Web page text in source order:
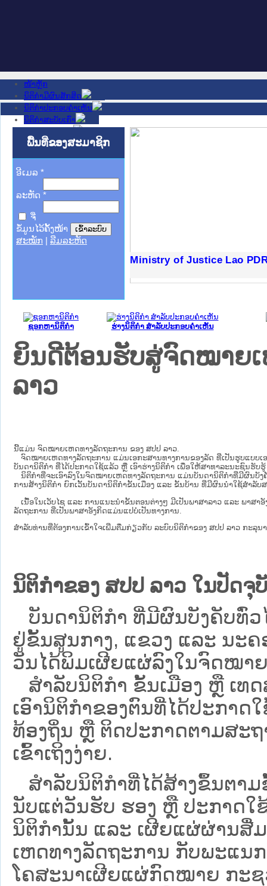
ໜ້າຫຼັກ
ນິຕິກໍາມີຜົນສັກສິດ
ນິຕິກໍາປະກອບຄໍາເຫັນ
ນິຕິກໍາສະບັບເກົ່າ
ເວັບໄຊອື່ນໆ
ຊ່ວຍເຫຼືອ
ພື້ນທີ່ຂອງສະມາຊິກ
ອີເມລ *
ລະຫັດ *
ຈື່
ຂໍ້ມູນໄວ້ຄັ້ງໜ້າ
ສະໝັກ
ລືມລະຫັດ
Ministry of Justice Lao
ຊອກຫານິຕິກໍາ ຮ່າງນິຕິກໍາ ສໍາລັບປະກອບຄໍາເຫັນ
ຍິນດີຕ້ອນຮັບສູ່ຈົດໝາຍເ
ລາວ
ນີ້ແມ່ນ ຈົດໝາຍເຫດທາງລັດຖະການ ຂອງ ສປປ ລາວ.
ຈົດໝາຍເຫດທາງລັດຖະການ ແມ່ນ​ເອ​ກະ​ສານ​ທາງ​ການ​ຂອງ​ລັດ ທີ່​ເປັນ​ຮູບ​ແບບ​ເ
ບັນ​ດາ​ນິ​ຕິ​ກຳ ທີ່ໄດ້ປະກາດໃຊ້ແລ້ວ ຫຼື ເອົາຮ່າງນິຕິກໍາ ເພື່ອໃຫ້​ສາ​ທາ​ລະ​ນະ​ຊົນ​ຮັບ​
ນິ​ຕິ​ກຳ​ທີ່​ຈະ​ເອົາ​ລົງ​ໃນ​ຈົດ​ໝາຍ​ເຫດ​ທາງ​ລັດ​ຖະ​ການ ​ແມ່ນ​ບັນ​ດາ​ນິ​ຕິ​ກຳ​ທີ່​ມີ​ຜົນ​ບັ
ການ​ສ້າງ​ນິ​ຕິ​ກຳ ຍົກ​ເວັ້ນ​ບັນ​ດານິ​ຕິ​ກຳ​ຂັ້ນ​ເມືອງ ແລະ ຂັ້ນ​ບ້ານ ​ທີ່​ມີ​ຜົນ​ນຳ​ໃຊ້​ສຳ​ລັບ​
ເນື້ອໃນ​ເວັບ​ໄຊ​ ແລະ ການແນະນໍາຂັ້ນຕອນຕ່າງໆ ມີເປັນພາສາລາວ ແລະ ພາສາ
ລັດຖະການ ທີ່ເປັນພາສາອັງກິດແມ່ນແປບໍ່ເປັນທາງການ.
ສໍາລັບທ່ານທີ່ຕ້ອງການເຂົ້າໃຈເພີ່ມຕື່ມກ່ຽວກັບ ລະບົບນິຕິກຳຂອງ ສປປ ລາວ ກະລຸນ
ນິຕິກຳຂອງ ສປປ ລາວ ໃນປັດ
ບັນດານິຕິກໍາ ທີ່ມີຜົນບັງຄັບທົ່ວ
ຢູ່ຂັ້ນ​ສູນ​ກາງ, ແຂວງ ແລະ ນ
ວັນໄດ້ພິມເຜີຍແຜ່ລົງໃນຈົດໝາ
ສຳລັບນິ​ຕິ​ກຳ ຂັ້ນເມືອງ ຫຼື ເທ
ເອົານິຕິກຳຂອງຕົນທີ່ໄດ້ປະກາ
ທ້ອງຖິ່ນ ຫຼື ຕິດປະກາດຕາມສະ
ເຂົ້າເຖິງງ່າຍ.
ສໍາລັບນິຕິກໍາທີ່ໄດ້ສ້າງຂຶ້ນຕາ
ນັບແຕ່ວັນຮັບ ຮອງ ຫຼື ປະກາດໃ
ນິຕິກໍານັ້ນ ແລະ ເຜີຍແຜ່ຜ່ານສື່
ເຫດທາງລັດຖະການ ກັບ​ພະແນ
ໂຄສະນາເຜີຍແຜ່ກົດໝາຍ ກະ